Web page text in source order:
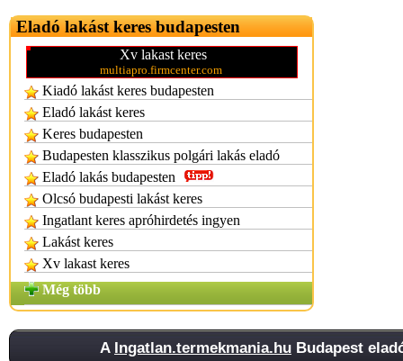
Eladó lakást keres budapesten
Xv lakast keres
multiapro.firmcenter.com
Kiadó lakást keres budapesten
Eladó lakást keres
Keres budapesten
Budapesten klasszikus polgári lakás eladó
Eladó lakás budapesten
Olcsó budapesti lakást keres
Ingatlant keres apróhirdetés ingyen
Lakást keres
Xv lakast keres
Még több
A Ingatlan.termekmania.hu Budapest